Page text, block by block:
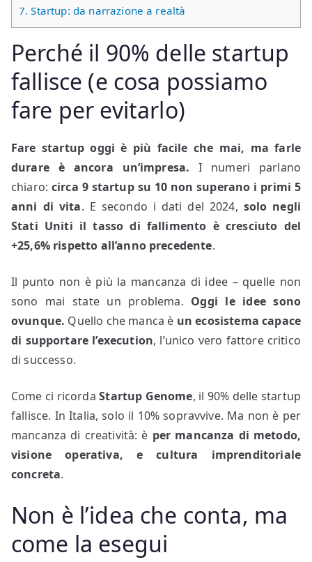
7. Startup: da narrazione a realtà
Perché il 90% delle startup
fallisce (e cosa possiamo
fare per evitarlo)
Fare startup oggi è più facile che mai, ma farle
durare è ancora un’impresa. I numeri parlano
chiaro: circa 9 startup su 10 non superano i primi 5
anni di vita. E secondo i dati del 2024, solo negli
Stati Uniti il tasso di fallimento è cresciuto del
+25,6% rispetto all’anno precedente.
Il punto non è più la mancanza di idee – quelle non
sono mai state un problema. Oggi le idee sono
ovunque. Quello che manca è un ecosistema capace
di supportare l’execution, l’unico vero fattore critico
di successo.
Come ci ricordaStartup Genome, il 90% delle startup
fallisce. In Italia, solo il 10% sopravvive. Ma non è per
mancanza di creatività: è per mancanza di metodo,
visione operativa, e cultura imprenditoriale
concreta.
Non è l’idea che conta, ma
come la esegui